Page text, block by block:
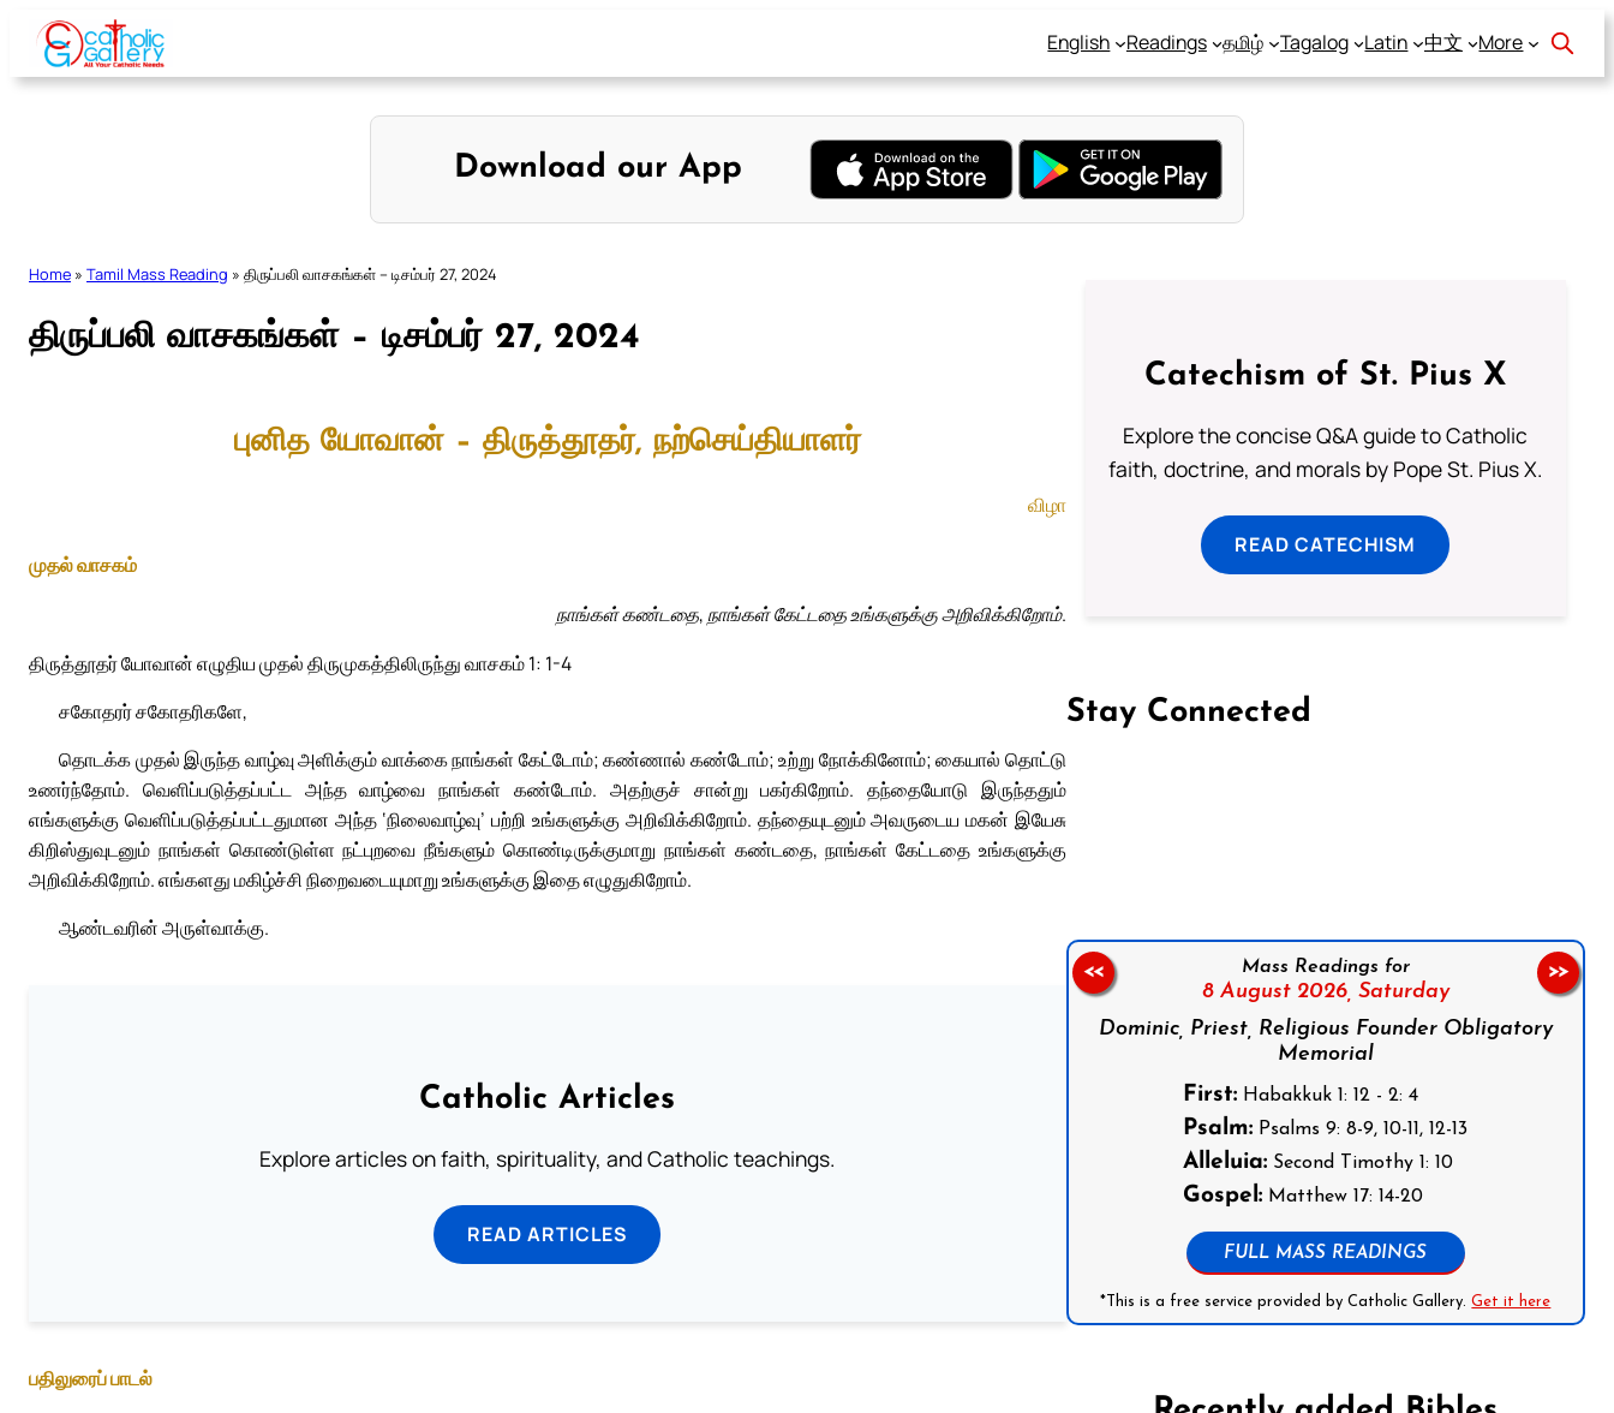
Skip
content
English Readings தமிழ் Tagalog Latin 中文 More
Download our App
Home » Tamil Mass Reading » திருப்பலி வாசகங்கள் – டிசம்பர் 27, 2024
திருப்பலி வாசகங்கள் – டிசம்பர் 27, 2024
புனித யோவான் – திருத்தூதர், நற்செய்தியாளர்
விழா
முதல் வாசகம்
நாங்கள் கண்டதை, நாங்கள் கேட்டதை உங்களுக்கு அறிவிக்கிறோம்.
திருத்தூதர் யோவான் எழுதிய முதல் திருமுகத்திலிருந்து வாசகம் 1: 1-4
சகோதரர் சகோதரிகளே,
தொடக்க முதல் இருந்த வாழ்வு அளிக்கும் வாக்கை நாங்கள் கேட்டோம்; கண்ணால் கண்டோம்; உற்று நோக்கினோம்; கையால் தொட்டு
உணர்ந்தோம். வெளிப்படுத்தப்பட்ட அந்த வாழ்வை நாங்கள் கண்டோம். அதற்குச் சான்று பகர்கிறோம். தந்தையோடு இருந்ததும்
எங்களுக்கு வெளிப்படுத்தப்பட்டதுமான அந்த ‘நிலைவாழ்வு’ பற்றி உங்களுக்கு அறிவிக்கிறோம். தந்தையுடனும் அவருடைய மகன் இயேசு
கிறிஸ்துவுடனும் நாங்கள் கொண்டுள்ள நட்புறவை நீங்களும் கொண்டிருக்குமாறு நாங்கள் கண்டதை, நாங்கள் கேட்டதை உங்களுக்கு
அறிவிக்கிறோம். எங்களது மகிழ்ச்சி நிறைவடையுமாறு உங்களுக்கு இதை எழுதுகிறோம்.
ஆண்டவரின் அருள்வாக்கு.
Catholic Articles
Explore articles on faith, spirituality, and Catholic teachings.
READ ARTICLES
பதிலுரைப் பாடல்
Catechism of St. Pius X
Explore the concise Q&A guide to Catholic
faith, doctrine, and morals by Pope St. Pius X.
READ CATECHISM
Stay Connected
Follow us on Facebook
Mass Readings for
8 August 2026, Saturday
Dominic, Priest, Religious Founder Obligatory
Memorial
First: Habakkuk 1: 12 - 2: 4
Psalm: Psalms 9: 8-9, 10-11, 12-13
Alleluia: Second Timothy 1: 10
Gospel: Matthew 17: 14-20
FULL MASS READINGS
*This is a free service provided by Catholic Gallery.Get it here
<< >>